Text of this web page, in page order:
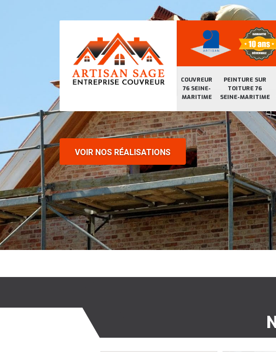
COUVREUR
76 SEINE-
MARITIME
PEINTURE SUR
TOITURE 76
SEINE-MARITIME
VOIR NOS RÉALISATIONS